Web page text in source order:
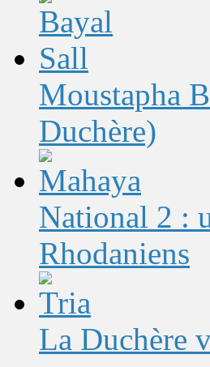
Moustapha
Duchère)
National 2 :
Rhodaniens
La Duchère